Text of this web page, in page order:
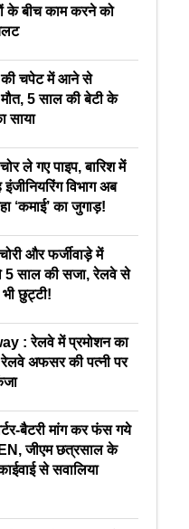
के बीच काम करने को
की चपेट में आने से
मौत, 5 साल की बेटी के
साया
ले गए पाइप, बारिश में
इंजीनियरिंग विभाग अब
‘कमाई’ का जुगाड़!
और फर्जीवाड़े में
5 साल की सजा, रेलवे से
छुट्टी!
: रेलवे में प्रमोशन का
रेलवे अफसर की पत्नी पर
बैटरी मांग कर फंस गये
जीएम छत्रसाल के
से सवालिया